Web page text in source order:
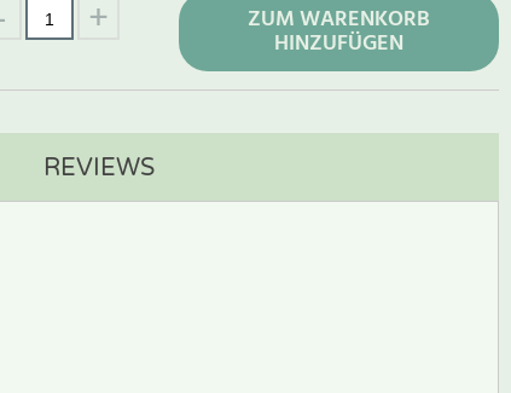
ZUM WARENKORB
HINZUFÜGEN
REVIEWS